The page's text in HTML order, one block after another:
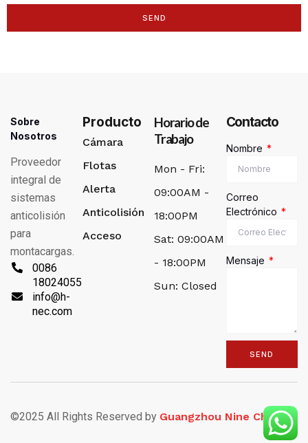
SEND
Sobre
Nosotros
Proveedor
integral de
sistemas
anticolisión
para
montacargas.
0086
18024055756
info@h-
nec.com
Producto
Cámara
Flotas
Alerta
Anticolisión
Acceso
Horario de
Trabajo
Mon - Fri:
09:00AM -
18:00PM
Sat: 09:00AM
- 18:00PM
Sun: Closed
Contacto
Nombre
Correo
Electrónico
Mensaje
SEND
©2025 All Rights Reserved by Guangzhou Nine Chip